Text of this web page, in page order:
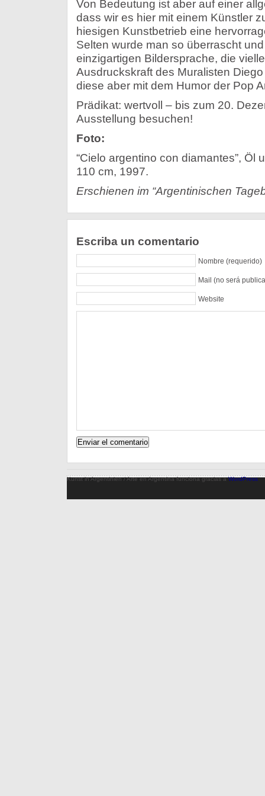
Von Bedeutung ist aber auf einer
dass wir es hier mit einem Künstler
hiesigen Kunstbetrieb eine
Selten wurde man so überrascht
einzigartigen Bildersprache, die
Ausdruckskraft des Muralisten
diese aber mit dem Humor der Pop
Prädikat: wertvoll – bis zum 20.
Ausstellung besuchen!
Foto:
“Cielo argentino con diamantes”, Öl
110 cm, 1997.
Erschienen im “Argentinischen
Escriba un comentario
Nombre (requerido)
Mail (no será
Website
Kunst in Argentinien / Arte en Argentina funciona gracias aWordPress